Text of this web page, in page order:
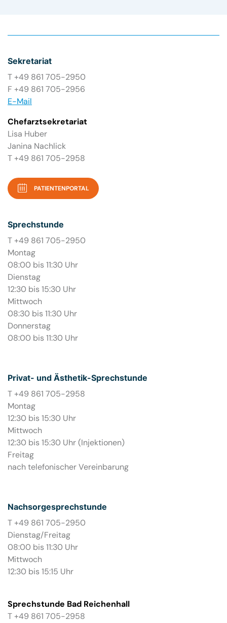
Sekretariat
T +49 861 705-2950
F +49 861 705-2956
E-Mail
Chefarztsekretariat
Lisa Huber
Janina Nachlick
T +49 861 705-2958
PATIENTENPORTAL
Sprechstunde
T +49 861 705-2950
Montag
08:00 bis 11:30 Uhr
Dienstag
12:30 bis 15:30 Uhr
Mittwoch
08:30 bis 11:30 Uhr
Donnerstag
08:00 bis 11:30 Uhr
Privat- und Ästhetik-Sprechstunde
T +49 861 705-2958
Montag
12:30 bis 15:30 Uhr
Mittwoch
12:30 bis 15:30 Uhr (Injektionen)
Freitag
nach telefonischer Vereinbarung
Nachsorgesprechstunde
T +49 861 705-2950
Dienstag/Freitag
08:00 bis 11:30 Uhr
Mittwoch
12:30 bis 15:15 Uhr
Sprechstunde Bad Reichenhall
T +49 861 705-2958